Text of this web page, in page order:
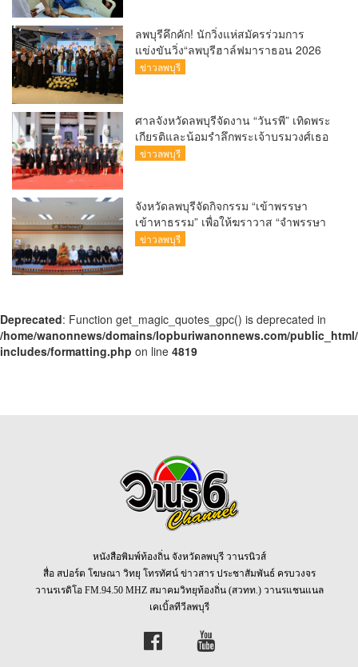
เดินได้ถึง ร้อยละ 85 มุ่งเป้าพัฒนาเป็น
จังหวัดสุขภาพคุณภาพควบคู่กับการส่ง
เสริมเศรษฐกิจสมุนไพรชุมชน
ลพบุรีคึกคัก! นักวิ่งแห่สมัครร่วมการ
แข่งขันวิ่ง“ลพบุรีฮาล์ฟมาราธอน 2026
(Lopburi Half Marathon 2026) เพื่อ
ข่าวลพบุรี
ศาลจังหวัดลพบุรีจัดงาน “วันรพี” เทิดพระ
เกียรติและน้อมรำลึกพระเจ้าบรมวงศ์เธอ
พระองค์รพีพัฒนศักดิ์ กรมหลวงราชบุรี
ข่าวลพบุรี
จังหวัดลพบุรีจัดกิจกรรม “เข้าพรรษา
เข้าหาธรรม” เพื่อให้ฆราวาส “จำพรรษา
ทางใจ
ข่าวลพบุรี
Deprecated: Function get_magic_quotes_gpc() is deprecated in
/home/wanonnews/domains/lopburiwanonnews.com/
includes/formatting.php on line 4819
หนังสือพิมพ์ท้องถิ่น จังหวัดลพบุรี วานรนิวส์
สื่อ สปอร์ต โฆษณา วิทยุ โทรทัศน์ ข่าวสาร ประชาสัมพันธ์ ครบวงจร
วานรเรดิโอ FM.94.50 MHZ สมาคมวิทยุท้องถิ่น (สวทท.) วานรแชนแนล
เคเบิ้ลทีวีลพบุรี